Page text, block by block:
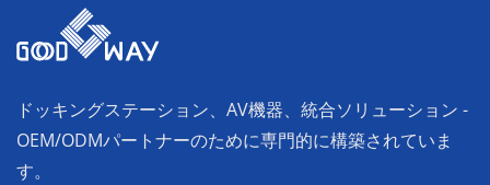
ドッキングステーション、AV機器、統合ソリューション -
OEM/ODMパートナーのために専門的に構築されていま
す。